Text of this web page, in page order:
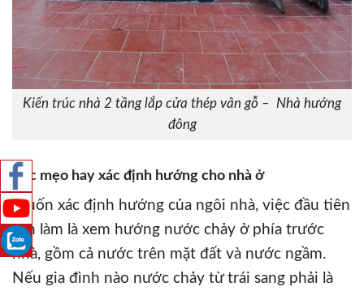
Kiến trúc nhà 2 tầng lắp cửa thép vân gỗ – Nhà hướng
đông
Các mẹo hay xác định hướng cho nhà ở
Muốn xác định hướng của ngôi nhà, việc đầu tiên
cần làm là xem hướng nước chảy ở phía trước
nhà, gồm cả nước trên mặt đất và nước ngầm.
Nếu gia đình nào nước chảy từ trái sang phải là